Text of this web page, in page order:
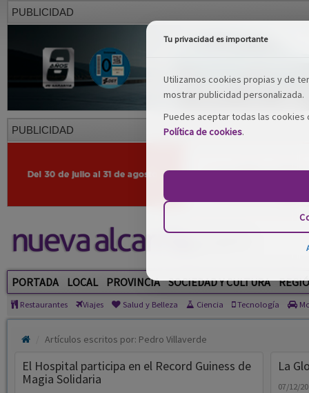
PUBLICIDAD
PUBLICIDAD
PORTADA LOCAL PROVINCIA SOCIEDAD Y CULTURA
Restaurantes Viajes Salud y Belleza Ciencia Tecnología
Artículos escritos por: Pedro Villaverde
El Hospital participa en el Record Guiness de
Magia Solidaria
La
07/12/
Tu privacidad es importante
Utilizamos cookies propias y de
mostrar publicidad personalizada.
Puedes aceptar todas las
Política de cookies.